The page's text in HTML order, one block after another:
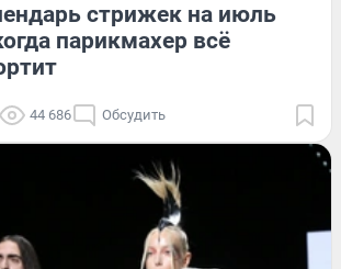
стрижек на июль
парикмахер всё
44 686 Обсудить